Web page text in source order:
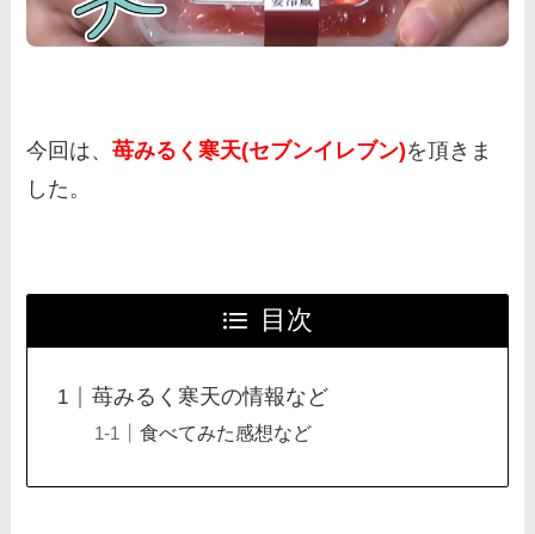
今回は、苺みるく寒天(セブンイレブン)を頂きま
した。
目次
苺みるく寒天の情報など
食べてみた感想など